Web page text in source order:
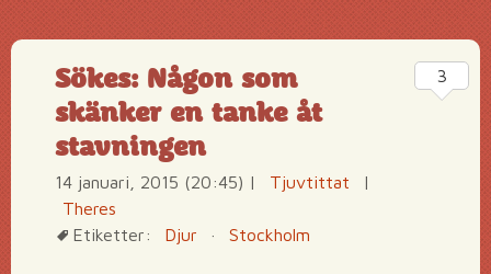
innehåll
Sökes: Någon som
skänker en tanke åt
stavningen
14 januari, 2015 (20:45) | Tjuvtittat
|
Theres
Etiketter:
Djur · Stockholm
3